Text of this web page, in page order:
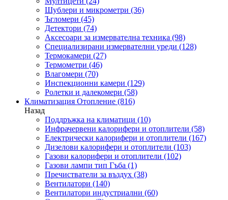
Шублери и микрометри (36)
Ъгломери (45)
Детектори (74)
Аксесоари за измервателна техника (98)
Специализирани измервателни уреди (128)
Термокамери (27)
Термометри (46)
Влагомери (70)
Инспекционни камери (129)
Ролетки и далекомери (58)
Климатизация Отопление (816)
Назад
Поддръжка на климатици (10)
Инфрачервени калорифери и отоплители (58)
Електрически калорифери и отоплители (167)
Дизелови калорифери и отоплители (103)
Газови калорифери и отоплители (102)
Газови лампи тип Гъба (1)
Пречистватели за въздух (38)
Вентилатори (140)
Вентилатори индустриални (60)